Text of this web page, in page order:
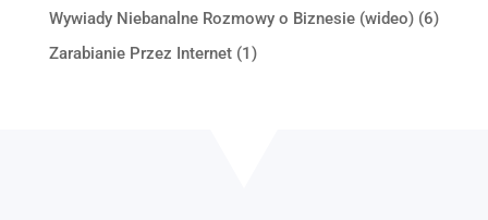
Wywiady Niebanalne Rozmowy o Biznesie (wideo)(6)
Zarabianie Przez Internet(1)